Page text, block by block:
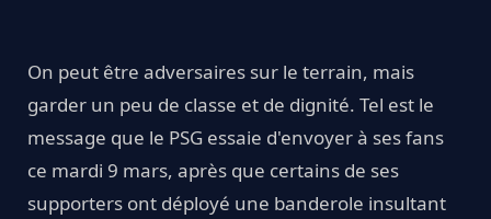
On peut être adversaires sur le terrain, mais
garder un peu de classe et de dignité. Tel est le
message que le PSG essaie d'envoyer à ses fans
ce mardi 9 mars, après que certains de ses
supporters ont déployé une banderole insultant